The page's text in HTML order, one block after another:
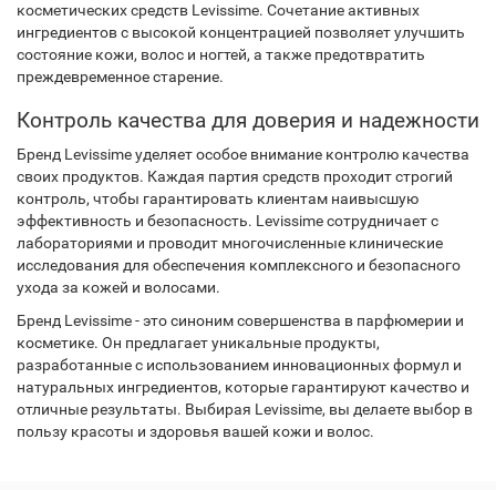
косметических средств Levissime. Сочетание активных
ингредиентов с высокой концентрацией позволяет улучшить
состояние кожи, волос и ногтей, а также предотвратить
преждевременное старение.
Контроль качества для доверия и надежности
Бренд Levissime уделяет особое внимание контролю качества
своих продуктов. Каждая партия средств проходит строгий
контроль, чтобы гарантировать клиентам наивысшую
эффективность и безопасность. Levissime сотрудничает с
лабораториями и проводит многочисленные клинические
исследования для обеспечения комплексного и безопасного
ухода за кожей и волосами.
Бренд Levissime - это синоним совершенства в парфюмерии и
косметике. Он предлагает уникальные продукты,
разработанные с использованием инновационных формул и
натуральных ингредиентов, которые гарантируют качество и
отличные результаты. Выбирая Levissime, вы делаете выбор в
пользу красоты и здоровья вашей кожи и волос.